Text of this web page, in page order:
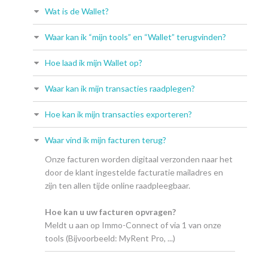
Wat is de Wallet?
Waar kan ik “mijn tools” en “Wallet” terugvinden?
Hoe laad ik mijn Wallet op?
Waar kan ik mijn transacties raadplegen?
Hoe kan ik mijn transacties exporteren?
Waar vind ik mijn facturen terug?
Onze facturen worden digitaal verzonden naar het
door de klant ingestelde facturatie mailadres en
zijn ten allen tijde online raadpleegbaar.
Hoe kan u uw facturen opvragen?
Meldt u aan op Immo-Connect of via 1 van onze
tools (Bijvoorbeeld: MyRent Pro, ...)